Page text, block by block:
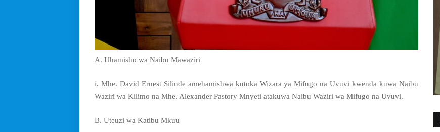
A. Uhamisho wa Naibu Mawaziri
i. Mhe. David Ernest Silinde amehamishwa kutoka Wizara ya Mifugo na Uvuvi kwenda kuwa Naibu
Waziri wa Kilimo na Mhe. Alexander Pastory Mnyeti atakuwa Naibu Waziri wa Mifugo na Uvuvi.
B. Uteuzi wa Katibu Mkuu